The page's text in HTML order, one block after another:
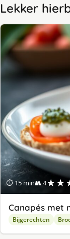
Lekker
⏱ 15 min👥 4
Canapés met
Bijgerechten